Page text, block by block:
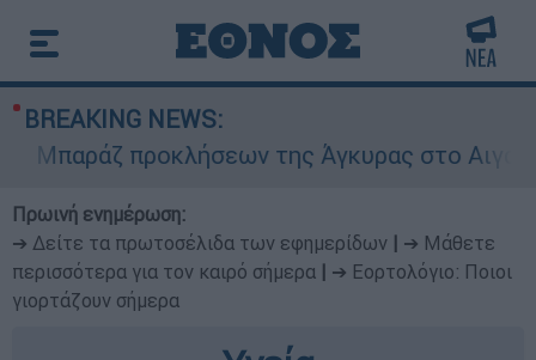
BREAKING NEWS:
προκλήσεων της Άγκυρας στο Αιγαίο:
Πρωινή ενημέρωση:
➔ Δείτε τα πρωτοσέλιδα των εφημερίδων
➔ Μάθετε
περισσότερα για τον καιρό σήμερα
➔ Εορτολόγιο: Ποιοι
γιορτάζουν σήμερα